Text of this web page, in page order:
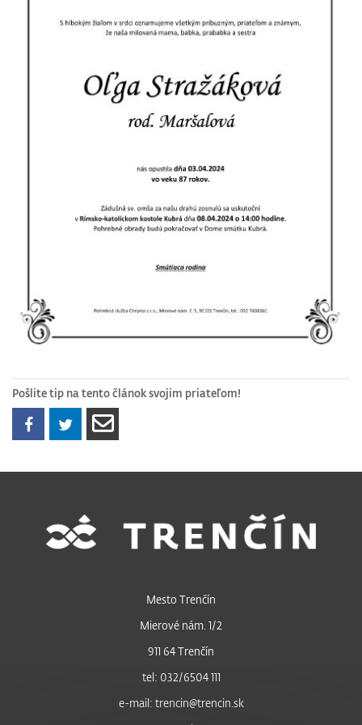
Pošlite tip na tento článok svojim priateľom!
Mesto Trenčín
Mierové nám. 1/2
911 64 Trenčín
tel: 032/6504 111
e-mail: trencin@trencin.sk